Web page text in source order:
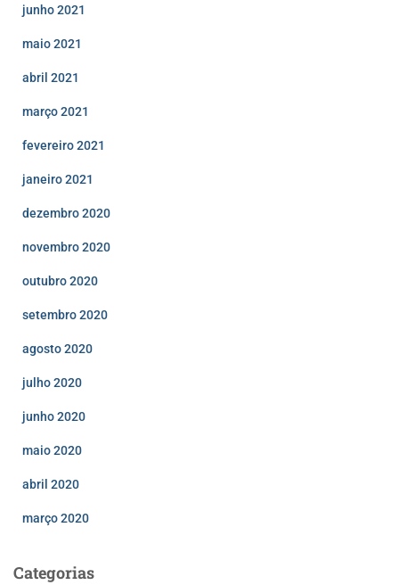
junho 2021
maio 2021
abril 2021
março 2021
fevereiro 2021
janeiro 2021
dezembro 2020
novembro 2020
outubro 2020
setembro 2020
agosto 2020
julho 2020
junho 2020
maio 2020
abril 2020
março 2020
Categorias